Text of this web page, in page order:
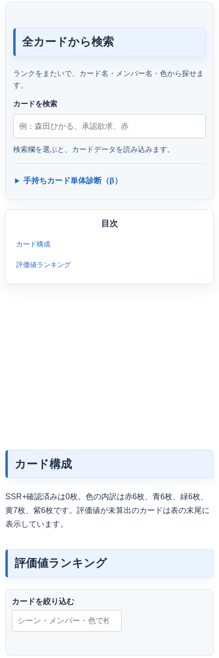
全カードから検索
ランクをまたいで、カード名・メンバー名・色から探せま
す。
カードを検索
検索欄を選ぶと、カードデータを読み込みます。
手持ちカード単体診断（β）
目次
カード構成
評価値ランキング
カード構成
SSR+確認済みは0枚。色の内訳は赤6枚、青6枚、緑6枚、
黄7枚、紫6枚です。評価値が未算出のカードは表の末尾に
表示しています。
評価値ランキング
カードを絞り込む